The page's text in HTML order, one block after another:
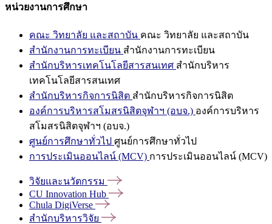
หน่วยงานการศึกษา
คณะ วิทยาลัย และสถาบัน คณะ วิทยาลัย และสถาบัน
สำนักงานการทะเบียน สำนักงานการทะเบียน
สำนักบริหารเทคโนโลยีสารสนเทศ สำนักบริหาร
เทคโนโลยีสารสนเทศ
สำนักบริหารกิจการนิสิต สำนักบริหารกิจการนิสิต
องค์การบริหารสโมสรนิสิตจุฬาฯ (อบจ.) องค์การบริหาร
สโมสรนิสิตจุฬาฯ (อบจ.)
ศูนย์การศึกษาทั่วไป ศูนย์การศึกษาทั่วไป
การประเมินออนไลน์ (MCV) การประเมินออนไลน์ (MCV)
วิจัยและนวัตกรรม
CU Innovation Hub
Chula DigiVerse
สำนักบริหารวิจัย